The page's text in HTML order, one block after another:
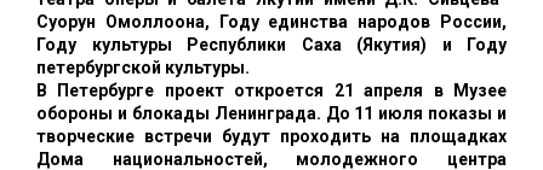
Суорун Омоллоона, Году единства народов России,
Году культуры Республики Саха (Якутия) и Году
петербургской культуры.
В Петербурге проект откроется 21 апреля в Музее
обороны и блокады Ленинграда. До 11 июля показы и
творческие встречи будут проходить на площадках
Дома национальностей, молодежного центра